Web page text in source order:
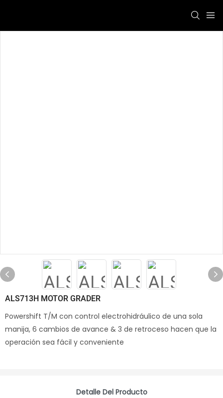
ALS713H MOTOR GRADER
Powershift T/M con control electrohidráulico de una sola
manija, 6 cambios de avance & 3 de retroceso hacen que la
operación sea fácil y conveniente
Detalle Del Producto